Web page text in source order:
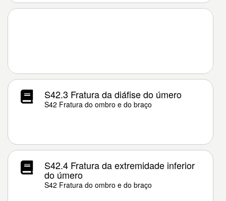
S42.3 Fratura da diáfise do úmero
S42 Fratura do ombro e do braço
S42.4 Fratura da extremidade inferior
do úmero
S42 Fratura do ombro e do braço